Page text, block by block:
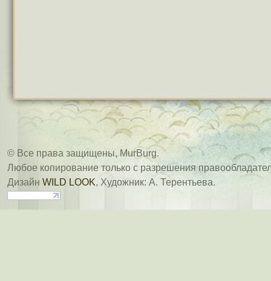
© Все права защищены, MurBurg.
Любое копирование только с разрешения
Дизайн WILD LOOK, Художник: А. Терентьева.